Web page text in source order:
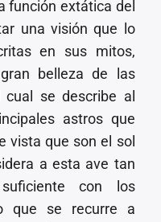
función extática del
una visión que lo
en sus mitos,
belleza de las
se describe al
astros que
vista que son el sol
a esta ave tan
con los
que se recurre a